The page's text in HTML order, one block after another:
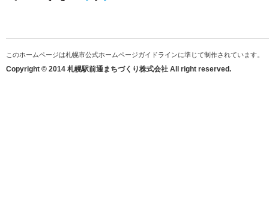
このホームページは札幌市公式ホームページガイドラインに準じて制作されています。
Copyright © 2014 札幌駅前通まちづくり株式会社 All right reserved.